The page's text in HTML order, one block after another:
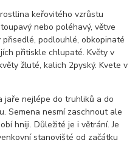
keřovitého vzrůstu
nebo poléhavý, větve
podlouhlé, obkopinaté
přitiskle chlupaté. Květy v
žluté, kalich 2pyský. Kvete v
jaře nejlépe do truhliků a do
Semena nesmí zaschnout ale
hniji. Důležité je i větrání. Je
stanovišté od začátku